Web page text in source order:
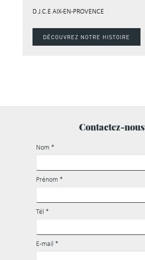
D.J.C.E AIX-EN-PROVENCE
DÉCOUVREZ NOTRE HISTOIRE
Contactez-nous
Nom *
Prénom *
Tél *
E-mail *